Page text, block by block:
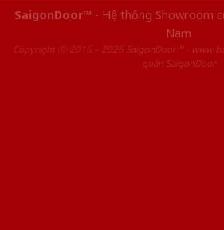
SaigonDoor™ - Hệ thống Showroom
Nam
Copyright ⓒ 2016 – 2026 SaigonDoor™ -
quản SaigonDoor